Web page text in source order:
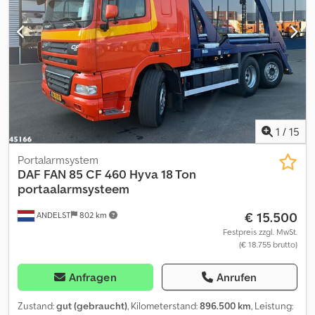
innnerhalb: 7 mm; Reifen Profil links außen: 6 mm; Reifen Profil
rechts innerhalb: 5 mm; Reifen Profil rechts außen: 6 mm;
Federung: Luftfederung Dedpfeztcy Rjx An Heck Hinterachse 2:
Reifen Profil links: 4 mm; Reifen Profil rechts: 5 mm Schäden:
keines
1 / 15
ANDELST 802 km
Portalarmsystem
DAF FAN 85 CF 460 Hyva 18 Ton
portaalarmsysteem
€ 15.500
Festpreis zzgl. MwSt.
(€ 18.755 brutto)
Anfragen Anrufen
Zustand:gut (gebraucht), Kilometerstand:896.500 km, Leistung: